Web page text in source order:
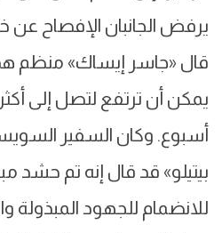
يرفض الجانبان الإفصاح عن
قال «جاسر إيساك» منظم هذا
أسبوع. وكان السفير
بيتيلو» قد قال إنه تم حشد
للانضمام للجهود المبذولة